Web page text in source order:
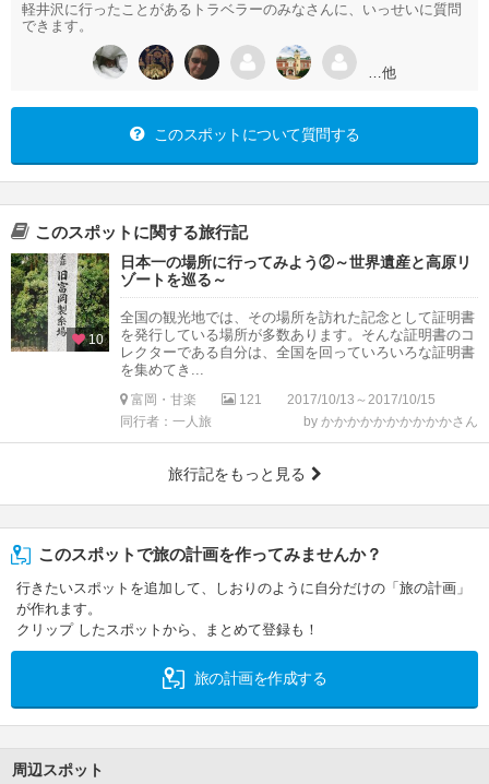
軽井沢に行ったことがあるトラベラーのみなさんに、いっせいに質問
できます。
…他
このスポットについて質問する
このスポットに関する旅行記
10
日本一の場所に行ってみよう②～世界遺産と高原リ
ゾートを巡る～
全国の観光地では、その場所を訪れた記念として証明書
を発行している場所が多数あります。そんな証明書のコ
レクターである自分は、全国を回っていろいろな証明書
を集めてき...
富岡・甘楽 121
2017/10/13～2017/10/15
同行者：一人旅
by かかかかかかかかかかさん
旅行記をもっと見る
このスポットで旅の計画を作ってみませんか？
行きたいスポットを追加して、しおりのように自分だけの「旅の計画」
が作れます。
クリップ したスポットから、まとめて登録も！
旅の計画を作成する
周辺スポット